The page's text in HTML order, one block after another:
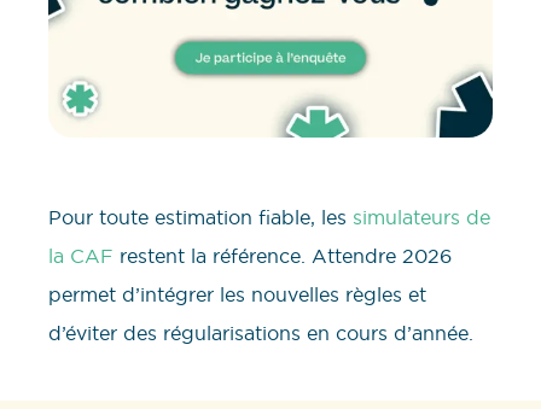
Pour toute estimation fiable, les simulateurs de
la CAF restent la référence. Attendre 2026
permet d’intégrer les nouvelles règles et
d’éviter des régularisations en cours d’année.